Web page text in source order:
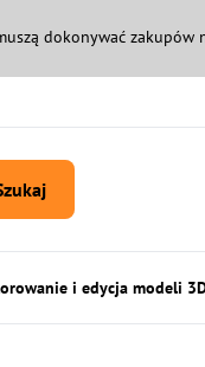
dokonywać zakupów
i edycja modeli